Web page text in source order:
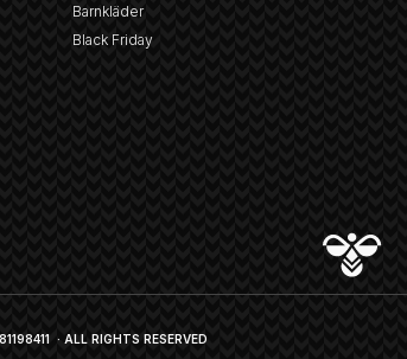
Barnkläder
Black Friday
· ALL RIGHTS RESERVED